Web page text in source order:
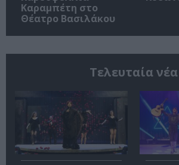
Καραμπέτη στο
Θέατρο Βασιλάκου
Τελευταία νέα